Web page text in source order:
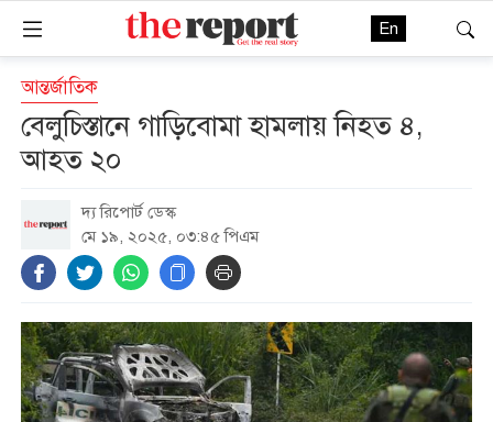
En
আন্তর্জাতিক
বেলুচিস্তানে গাড়িবোমা হামলায় নিহত ৪,
আহত ২০
দ্য রিপোর্ট ডেস্ক
মে ১৯, ২০২৫, ০৩:৪৫ পিএম